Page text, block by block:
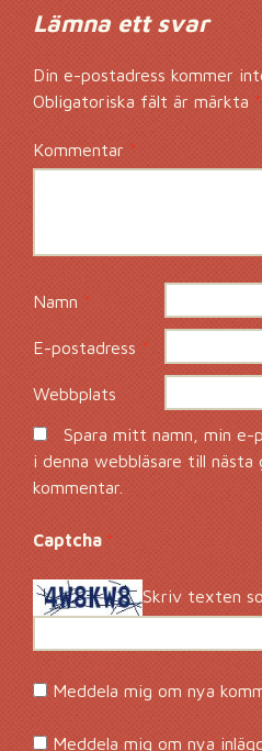
Lämna ett svar
Din e-postadress kommer
Obligatoriska fält är märkta *
Kommentar*
Namn*
E-postadress*
Webbplats
Spara mitt namn, min e-
i denna webbläsare till nästa
kommentar.
Captcha *
Skriv texten
Meddela mig om nya
Meddela mig om nya